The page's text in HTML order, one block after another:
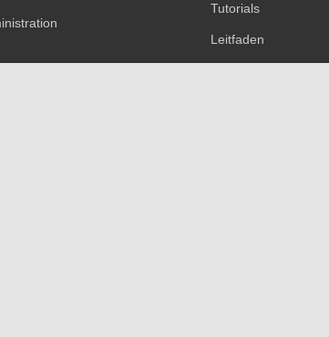
Tutorials
Leitfaden